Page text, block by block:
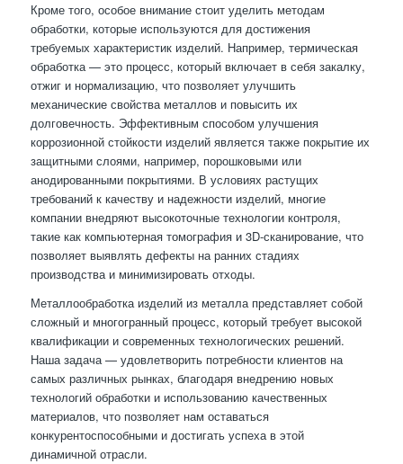
Кроме того, особое внимание стоит уделить методам
обработки, которые используются для достижения
требуемых характеристик изделий. Например, термическая
обработка — это процесс, который включает в себя закалку,
отжиг и нормализацию, что позволяет улучшить
механические свойства металлов и повысить их
долговечность. Эффективным способом улучшения
коррозионной стойкости изделий является также покрытие их
защитными слоями, например, порошковыми или
анодированными покрытиями. В условиях растущих
требований к качеству и надежности изделий, многие
компании внедряют высокоточные технологии контроля,
такие как компьютерная томография и 3D-сканирование, что
позволяет выявлять дефекты на ранних стадиях
производства и минимизировать отходы.
Металлообработка изделий из металла представляет собой
сложный и многогранный процесс, который требует высокой
квалификации и современных технологических решений.
Наша задача — удовлетворить потребности клиентов на
самых различных рынках, благодаря внедрению новых
технологий обработки и использованию качественных
материалов, что позволяет нам оставаться
конкурентоспособными и достигать успеха в этой
динамичной отрасли.